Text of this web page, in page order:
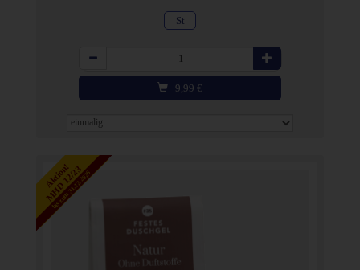
St
Anzahl
9,99 €
Aktion!
MHD 12/23
bis zum 31.12.2026